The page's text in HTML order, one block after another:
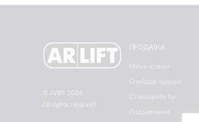
© Arlift 2026
All rights reserved
ПРОДАЖА
Мини-краны
Спайдер-вышки
Стеклороботы
Подъемники